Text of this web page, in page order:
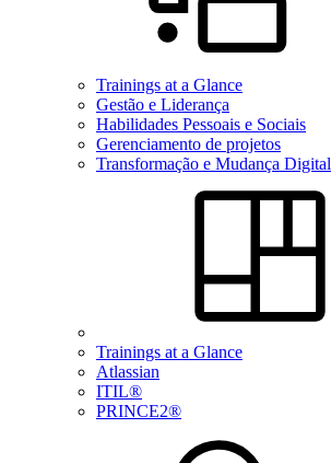
Trainings at a Glance
Gestão e Liderança
Habilidades Pessoais e Sociais
Gerenciamento de projetos
Transformação e Mudança Digital
Trainings at a Glance
Atlassian
ITIL®
PRINCE2®